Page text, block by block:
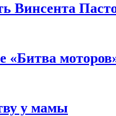
Винсента
«Битва
у мамы